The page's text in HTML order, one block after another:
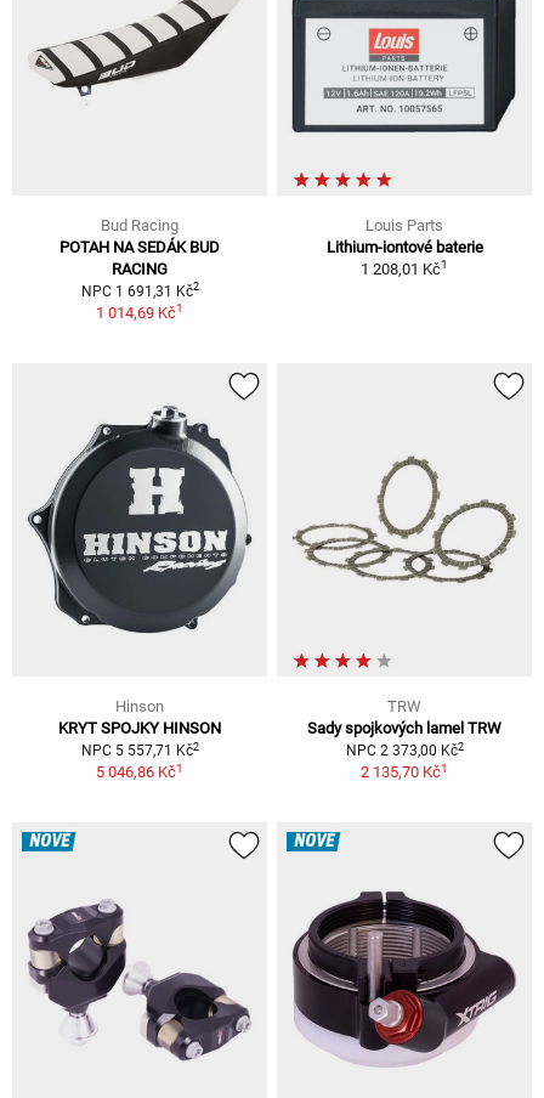
Bud Racing
POTAH NA SEDÁK BUD
RACING
NPC 1 691,31 Kč2
1 014,69 Kč1
Louis Parts
Lithium-iontové baterie
1 208,01 Kč1
Hinson
KRYT SPOJKY HINSON
NPC 5 557,71 Kč2
5 046,86 Kč1
TRW
Sady spojkových lamel TRW
NPC 2 373,00 Kč2
2 135,70 Kč1
NOVÉ NOVÉ